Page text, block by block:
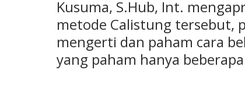
Kusuma, S.Hub, Int.
metode Calistung tersebut,
mengerti dan paham cara
yang paham hanya